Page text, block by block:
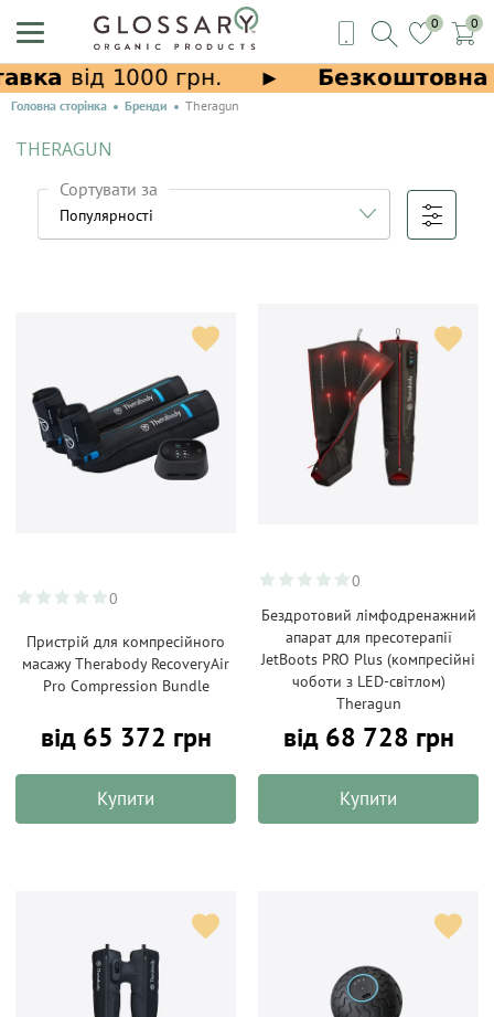
0 0
Головна сторінка Бренди Theragun
THERAGUN
Сортувати за
0
Пристрій для компресійного
масажу Therabody RecoveryAir
Pro Compression Bundle
від 65 372 грн
Купити
0
Бездротовий лімфодренажний
апарат для пресотерапії
JetBoots PRO Plus (компресійні
чоботи з LED-світлом)
Theragun
від 68 728 грн
Купити